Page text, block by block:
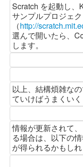
Scratch を起動し、
サンプルプロジェク
（http://
選んで開いたら、
します。
以上、結構煩雑な
ていけばうまくいく
情報が更新されて
る場合は、以下の
が得られるかもしれ